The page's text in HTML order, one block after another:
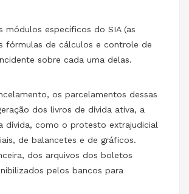
específicos do SIA (as
fórmulas de cálculos e controle de
sobre cada uma delas.
os parcelamentos dessas
dos livros de dívida ativa, a
dívida, como o protesto extrajudicial
de balancetes e de gráficos.
dos arquivos dos boletos
pelos bancos para